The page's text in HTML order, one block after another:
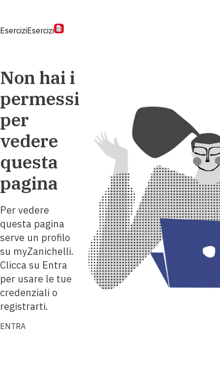
EserciziEsercizi
Non hai i
permessi
per
vedere
questa
pagina
Per vedere
questa pagina
serve un profilo
su myZanichelli.
Clicca su Entra
per usare le tue
credenziali o
registrarti.
ENTRA